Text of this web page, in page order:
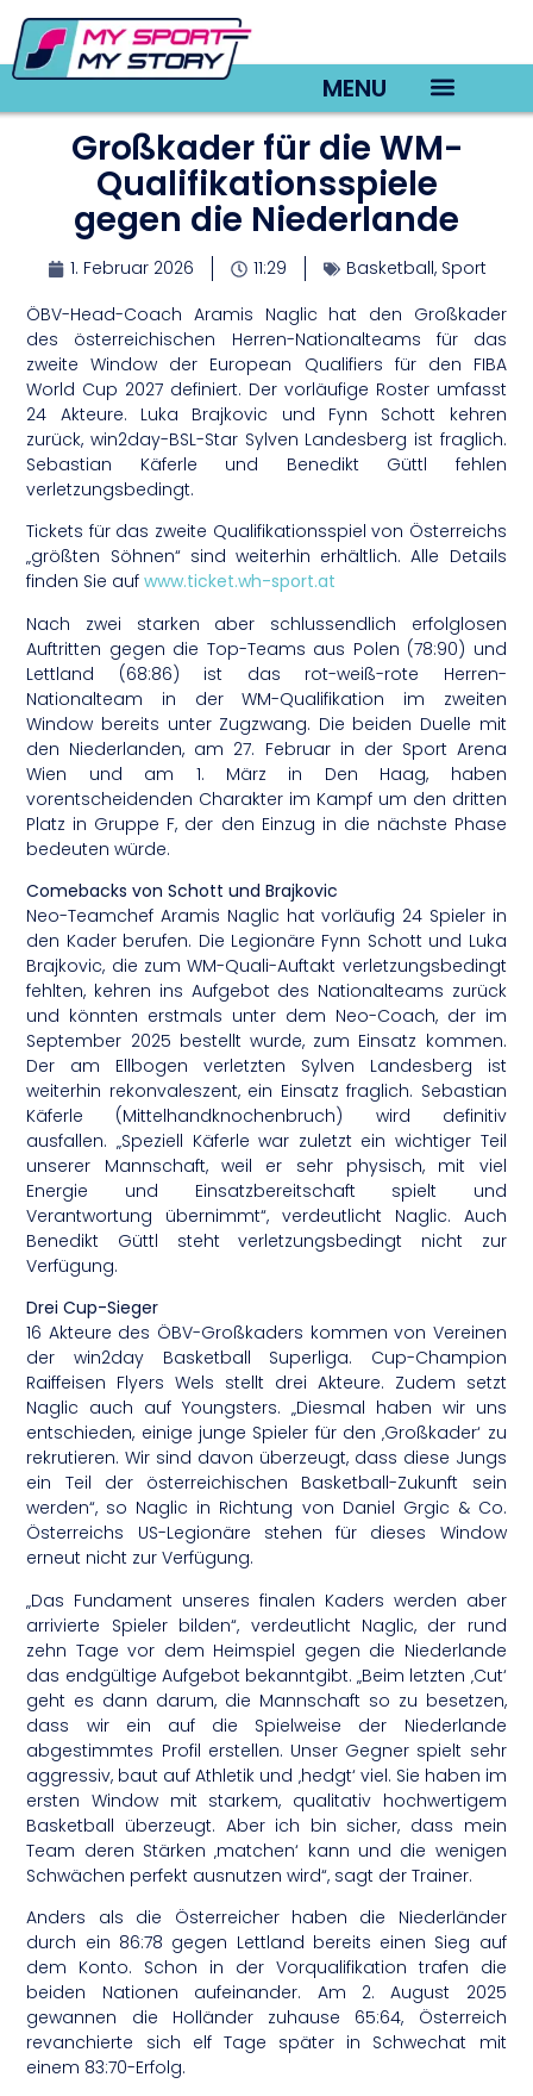
MENU
Großkader für die WM-
Qualifikationsspiele
gegen die Niederlande
1. Februar 2026 11:29 Basketball, Sport
ÖBV-Head-Coach Aramis Naglic hat den Großkader
des österreichischen Herren-Nationalteams für das
zweite Window der European Qualifiers für den FIBA
World Cup 2027 definiert. Der vorläufige Roster umfasst
24 Akteure. Luka Brajkovic und Fynn Schott kehren
zurück, win2day-BSL-Star Sylven Landesberg ist fraglich.
Sebastian Käferle und Benedikt Güttl fehlen
verletzungsbedingt.
Tickets für das zweite Qualifikationsspiel von Österreichs
„größten Söhnen“ sind weiterhin erhältlich. Alle Details
finden Sie aufwww.ticket.wh-sport.at
Nach zwei starken aber schlussendlich erfolglosen
Auftritten gegen die Top-Teams aus Polen (78:90) und
Lettland (68:86) ist das rot-weiß-rote Herren-
Nationalteam in der WM-Qualifikation im zweiten
Window bereits unter Zugzwang. Die beiden Duelle mit
den Niederlanden, am 27. Februar in der Sport Arena
Wien und am 1. März in Den Haag, haben
vorentscheidenden Charakter im Kampf um den dritten
Platz in Gruppe F, der den Einzug in die nächste Phase
bedeuten würde.
Comebacks von Schott und Brajkovic
Neo-Teamchef Aramis Naglic hat vorläufig 24 Spieler in
den Kader berufen. Die Legionäre Fynn Schott und Luka
Brajkovic, die zum WM-Quali-Auftakt verletzungsbedingt
fehlten, kehren ins Aufgebot des Nationalteams zurück
und könnten erstmals unter dem Neo-Coach, der im
September 2025 bestellt wurde, zum Einsatz kommen.
Der am Ellbogen verletzten Sylven Landesberg ist
weiterhin rekonvaleszent, ein Einsatz fraglich. Sebastian
Käferle (Mittelhandknochenbruch) wird definitiv
ausfallen. „Speziell Käferle war zuletzt ein wichtiger Teil
unserer Mannschaft, weil er sehr physisch, mit viel
Energie und Einsatzbereitschaft spielt und
Verantwortung übernimmt“, verdeutlicht Naglic. Auch
Benedikt Güttl steht verletzungsbedingt nicht zur
Verfügung.
Drei Cup-Sieger
16 Akteure des ÖBV-Großkaders kommen von Vereinen
der win2day Basketball Superliga. Cup-Champion
Raiffeisen Flyers Wels stellt drei Akteure. Zudem setzt
Naglic auch auf Youngsters. „Diesmal haben wir uns
entschieden, einige junge Spieler für den ‚Großkader‘ zu
rekrutieren. Wir sind davon überzeugt, dass diese Jungs
ein Teil der österreichischen Basketball-Zukunft sein
werden“, so Naglic in Richtung von Daniel Grgic & Co.
Österreichs US-Legionäre stehen für dieses Window
erneut nicht zur Verfügung.
„Das Fundament unseres finalen Kaders werden aber
arrivierte Spieler bilden“, verdeutlicht Naglic, der rund
zehn Tage vor dem Heimspiel gegen die Niederlande
das endgültige Aufgebot bekanntgibt. „Beim letzten ‚Cut‘
geht es dann darum, die Mannschaft so zu besetzen,
dass wir ein auf die Spielweise der Niederlande
abgestimmtes Profil erstellen. Unser Gegner spielt sehr
aggressiv, baut auf Athletik und ‚hedgt‘ viel. Sie haben im
ersten Window mit starkem, qualitativ hochwertigem
Basketball überzeugt. Aber ich bin sicher, dass mein
Team deren Stärken ‚matchen‘ kann und die wenigen
Schwächen perfekt ausnutzen wird“, sagt der Trainer.
Anders als die Österreicher haben die Niederländer
durch ein 86:78 gegen Lettland bereits einen Sieg auf
dem Konto. Schon in der Vorqualifikation trafen die
beiden Nationen aufeinander. Am 2. August 2025
gewannen die Holländer zuhause 65:64, Österreich
revanchierte sich elf Tage später in Schwechat mit
einem 83:70-Erfolg.